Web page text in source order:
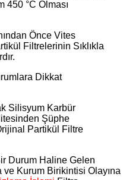
450 °C Olması
Önce Vites
Filtrelerinin Sıklıkla
Dikkat
Silisyum Karbür
Şüphe
Partikül Filtre
Durum Haline Gelen
Kurum Birikintisi Olayına